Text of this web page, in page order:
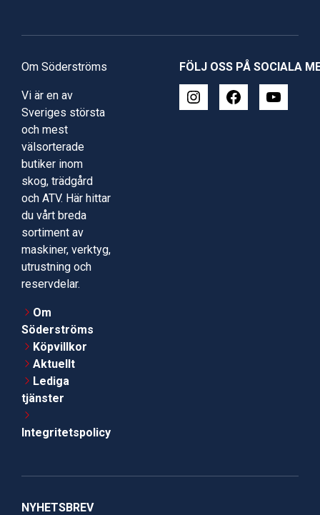
Om Söderströms
Vi är en av
Sveriges största
och mest
välsorterade
butiker inom
skog, trädgård
och ATV. Här hittar
du vårt breda
sortiment av
maskiner, verktyg,
utrustning och
reservdelar.
Om
Söderströms
Köpvillkor
Aktuellt
Lediga
tjänster
Integritetspolicy
FÖLJ OSS PÅ SOCIALA
NYHETSBREV